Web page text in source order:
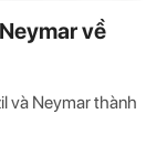
về
và Neymar thành